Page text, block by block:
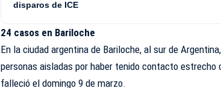
disparos de ICE
24 casos en Bariloche
En la ciudad argentina de Bariloche, al sur de
personas aisladas por haber tenido contacto estrecho
falleció el domingo 9 de marzo.